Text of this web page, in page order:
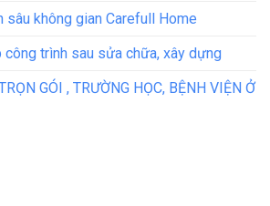
sâu không gian Carefull Home
công trình sau sửa chữa, xây dựng
GÓI , TRƯỜNG HỌC, BỆNH VIỆN Ở